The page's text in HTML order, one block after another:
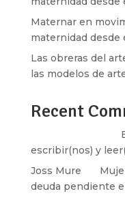
Maternar en
maternidad desde
Las obreras del
las modelos de
Recent
escribir(nos) y
Joss Mure
deuda pendiente